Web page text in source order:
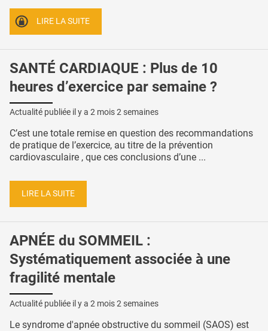
LIRE LA SUITE
SANTÉ CARDIAQUE : Plus de 10
heures d’exercice par semaine ?
Actualité publiée il y a 2 mois 2 semaines
C’est une totale remise en question des recommandations
de pratique de l’exercice, au titre de la prévention
cardiovasculaire , que ces conclusions d’une ...
LIRE LA SUITE
APNÉE du SOMMEIL :
Systématiquement associée à une
fragilité mentale
Actualité publiée il y a 2 mois 2 semaines
Le syndrome d'apnée obstructive du sommeil (SAOS) est